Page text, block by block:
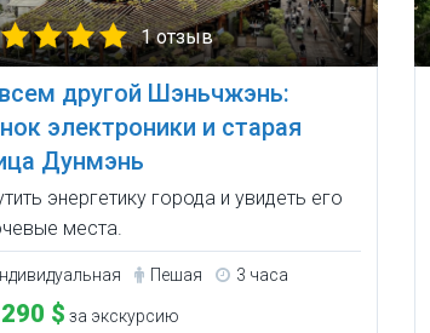
1 отзыв
другой Шэньчжэнь:
электроники и старая
Дунмэнь
энергетику города и увидеть его
места.
Пешая 3 часа
$ за экскурсию